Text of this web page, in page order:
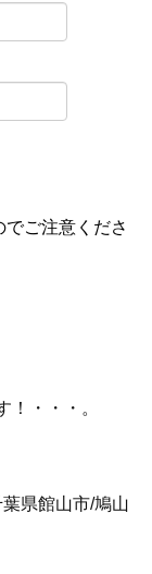
ご注意くださ
！・・・。
県館山市/鳩山